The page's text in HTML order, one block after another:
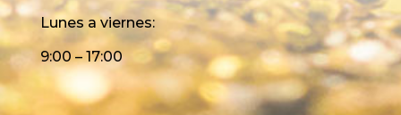
Lunes a viernes:
9:00 – 17:00